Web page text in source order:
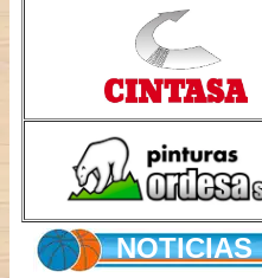
NOTICIAS